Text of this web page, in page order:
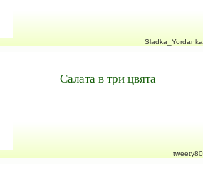
Sladka_Yordanka
Салата в три цвята
tweety80